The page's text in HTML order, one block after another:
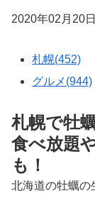
2020年02月20
札幌(452)
グルメ(944)
札幌で牡
食べ放題
も！
北海道の牡蠣の